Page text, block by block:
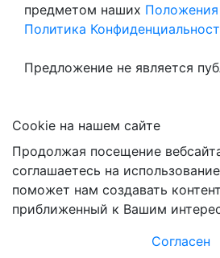
предметом наших
Политика
Предложение не является
Сookie на нашем сайте
Продолжая посещение
соглашаетесь на
поможет нам создавать
приближенный к Вашим
Согласен